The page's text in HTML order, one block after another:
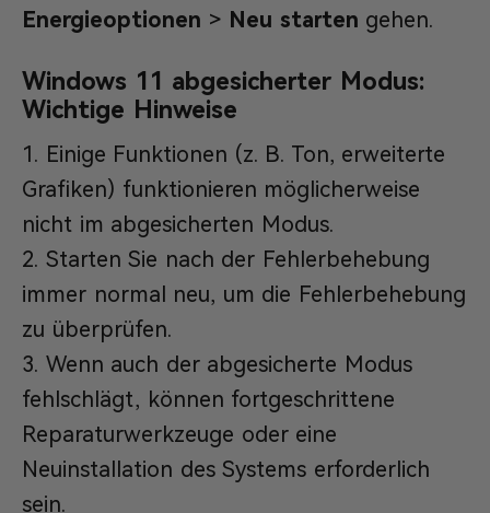
Energieoptionen > Neu starten gehen.
Windows 11 abgesicherter Modus:
Wichtige Hinweise
Einige Funktionen (z. B. Ton, erweiterte
Grafiken) funktionieren möglicherweise
nicht im abgesicherten Modus.
Starten Sie nach der Fehlerbehebung
immer normal neu, um die Fehlerbehebung
zu überprüfen.
Wenn auch der abgesicherte Modus
fehlschlägt, können fortgeschrittene
Reparaturwerkzeuge oder eine
Neuinstallation des Systems erforderlich
sein.